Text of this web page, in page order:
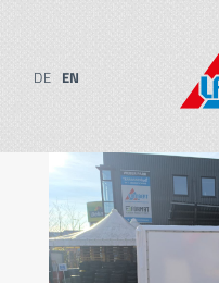
DE EN